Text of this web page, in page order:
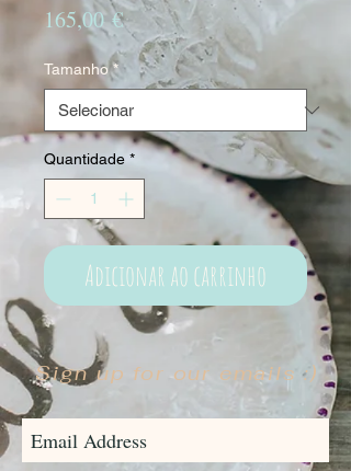
165,00 €Preço
Tamanho *
Quantidade *
Adicionar ao carrinho
Sign up for our emails :)